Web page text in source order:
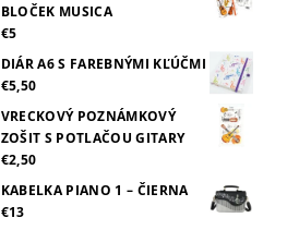
BLOČEK MUSICA
€5
DIÁR A6 S FAREBNÝMI KĽÚČMI
€5,50
VRECKOVÝ POZNÁMKOVÝ
ZOŠIT S POTLAČOU GITARY
€2,50
KABELKA PIANO 1 – ČIERNA
€13